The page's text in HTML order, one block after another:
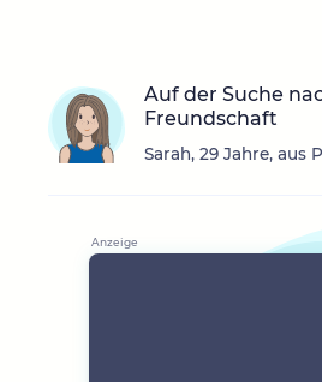
Auf der Suche
Freundschaft
Sarah, 29 Jahre, aus